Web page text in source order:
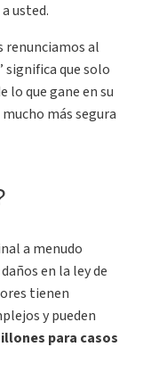
usted.
renunciamos al
significa que solo
lo que gane en su
más segura
a menudo
en la ley de
tienen
y pueden
para casos